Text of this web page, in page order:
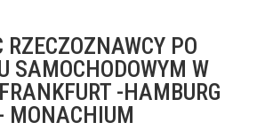
RZECZOZNAWCY PO
SAMOCHODOWYM W
-HAMBURG
MONACHIUM